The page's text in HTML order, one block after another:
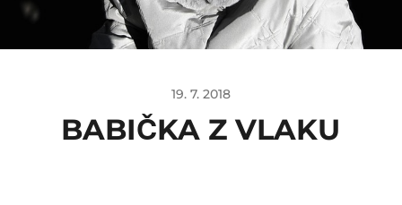
19. 7. 2018
BABIČKA Z VLAKU